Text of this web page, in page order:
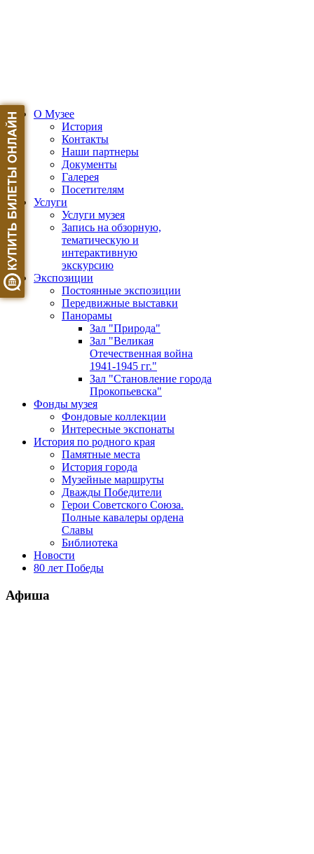
О Музее
История
Контакты
Наши партнеры
Документы
Галерея
Посетителям
Услуги
Услуги музея
Запись на обзорную,
тематическую и
интерактивную
экскурсию
Экспозиции
Постоянные экспозиции
Передвижные выставки
Панорамы
Зал "Природа"
Зал "Великая
Отечественная война
1941-1945 гг."
Зал "Становление города
Прокопьевска"
Фонды музея
Фондовые коллекции
Интересные экспонаты
История по родного края
Памятные места
История города
Музейные маршруты
Дважды Победители
Герои Советского Союза.
Полные кавалеры ордена
Славы
Библиотека
Новости
80 лет Победы
Афиша